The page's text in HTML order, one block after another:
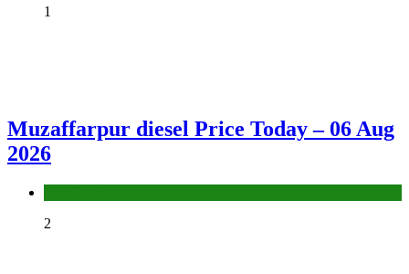
1
Muzaffarpur diesel Price Today – 06 Aug
2026
2